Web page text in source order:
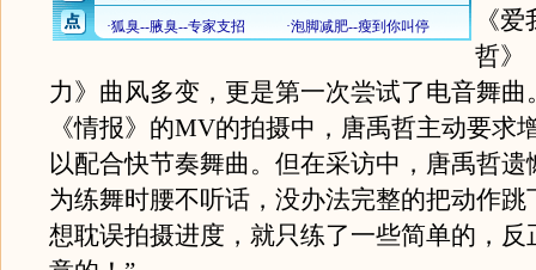
《
哲》
力》曲风多变，更是第一次尝试了电音舞曲
《情报》的MV的拍摄中，唐禹哲主动要求
以配合快节奏舞曲。但在采访中，唐禹哲遗
为练舞时腰不听话，没办法完整的把动作跳
想耽误拍摄进度，就只练了一些简单的，反